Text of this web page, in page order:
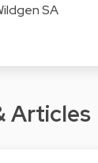
SA
Articles